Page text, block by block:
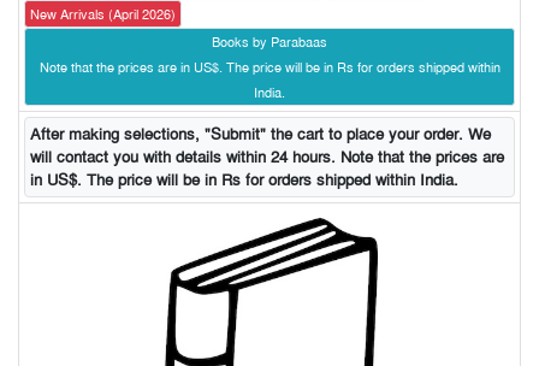
New Arrivals (April 2026)
Books by Parabaas
Note that the prices are in US$. The price will be in Rs for orders shipped within
India.
After making selections, "Submit" the cart to place your order. We
will contact you with details within 24 hours. Note that the prices are
in US$. The price will be in Rs for orders shipped within India.